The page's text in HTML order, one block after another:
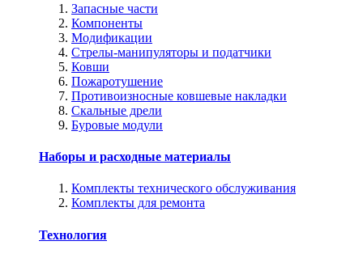
Запасные части
Компоненты
Модификации
Стрелы-манипуляторы и податчики
Ковши
Пожаротушение
Противоизносные ковшевые накладки
Скальные дрели
Буровые модули
Наборы и расходные материалы
Комплекты технического обслуживания
Комплекты для ремонта
Технология